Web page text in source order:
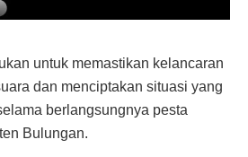
untuk memastikan kelancaran
dan menciptakan situasi yang
berlangsungnya pesta
Bulungan.